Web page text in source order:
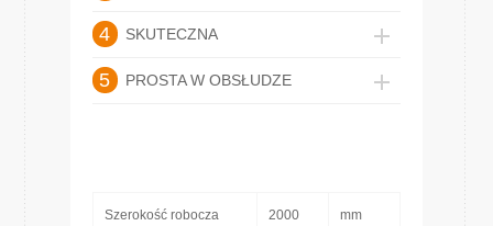
4 SKUTECZNA
5 PROSTA W OBSŁUDZE
Szerokość robocza 2000 mm